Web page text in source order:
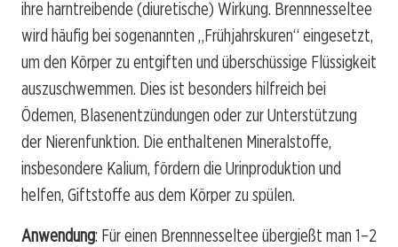
ihre harntreibende (diuretische) Wirkung. Brennnesseltee
wird häufig bei sogenannten „Frühjahrskuren“ eingesetzt,
um den Körper zu entgiften und überschüssige Flüssigkeit
auszuschwemmen. Dies ist besonders hilfreich bei
Ödemen, Blasenentzündungen oder zur Unterstützung
der Nierenfunktion. Die enthaltenen Mineralstoffe,
insbesondere Kalium, fördern die Urinproduktion und
helfen, Giftstoffe aus dem Körper zu spülen.
Anwendung: Für einen Brennnesseltee übergießt man 1–2